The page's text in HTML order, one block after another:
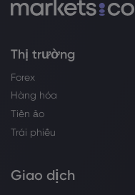
Thị trường
Forex
Hàng hóa
Tiền ảo
Trái phiếu
Giao dịch